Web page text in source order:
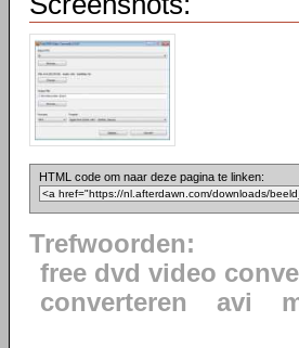
HTML code om naar deze pagina te linken:
Trefwoorden:
free dvd video
converteren
avi